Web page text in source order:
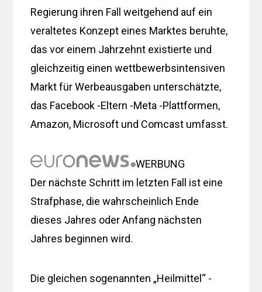
Regierung ihren Fall weitgehend auf ein
veraltetes Konzept eines Marktes beruhte,
das vor einem Jahrzehnt existierte und
gleichzeitig einen wettbewerbsintensiven
Markt für Werbeausgaben unterschätzte,
das Facebook -Eltern -Meta -Plattformen,
Amazon, Microsoft und Comcast umfasst.
WERBUNG
Der nächste Schritt im letzten Fall ist eine
Strafphase, die wahrscheinlich Ende
dieses Jahres oder Anfang nächsten
Jahres beginnen wird.
Die gleichen sogenannten „Heilmittel“ -